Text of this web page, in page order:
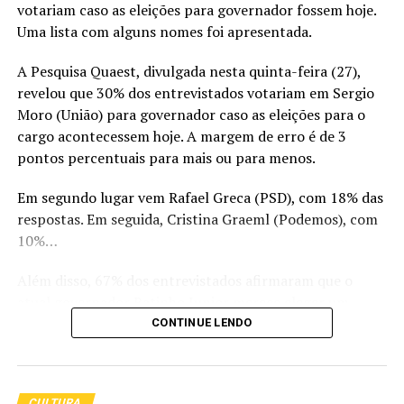
O bolsonarismo também é alvo de críticas de setores da
polarização política e tensões institucionais. Debates
sobre liberdade de expressão, funcionamento das
instituições democráticas e disseminação de
informações nas redes sociais permanecem no centro
das discussões envolvendo o movimento.
Para seus apoiadores, o bolsonarismo representa a
defesa de valores conservadores, patriotismo e maior
participação popular na política. Já seus críticos
dificultar o diálogo entre diferentes correntes
Perspectivas Futuras
votariam caso as eleições para governador fossem hoje.
Uma lista com alguns nomes foi apresentada.
A Pesquisa Quaest, divulgada nesta quinta-feira (27),
revelou que 30% dos entrevistados votariam em Sergio
Moro (União) para governador caso as eleições para o
cargo acontecessem hoje. A margem de erro é de 3
pontos percentuais para mais ou para menos.
Em segundo lugar vem Rafael Greca (PSD), com 18% das
respostas. Em seguida, Cristina Graeml (Podemos), com
10%…
sucessor. 23% disseram que não merece e 10% não soube
CONTINUE LENDO